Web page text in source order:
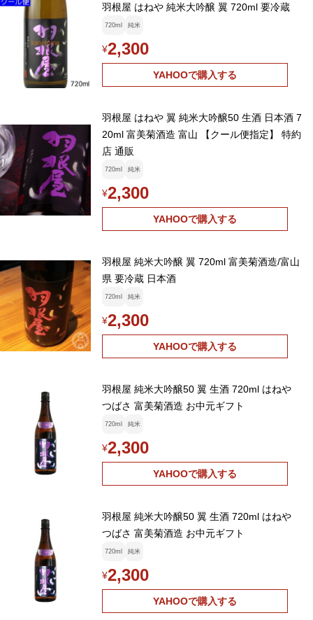
羽根屋 はねや 純米大吟醸 翼 720ml 要冷蔵
720ml 純米
¥2,300
YAHOOで購入する
羽根屋 はねや 翼 純米大吟醸50 生酒 日本酒 7
20ml 富美菊酒造 富山 【クール便指定】 特約
店 通販
720ml 純米
¥2,300
YAHOOで購入する
羽根屋 純米大吟醸 翼 720ml 富美菊酒造/富山
県 要冷蔵 日本酒
720ml 純米
¥2,300
YAHOOで購入する
羽根屋 純米大吟醸50 翼 生酒 720ml はねや
つばさ 富美菊酒造 お中元ギフト
720ml 純米
¥2,300
YAHOOで購入する
羽根屋 純米大吟醸50 翼 生酒 720ml はねや
つばさ 富美菊酒造 お中元ギフト
720ml 純米
¥2,300
YAHOOで購入する